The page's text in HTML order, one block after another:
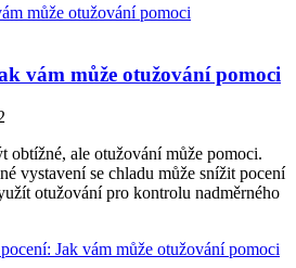
vám může otužování pomoci
obtížné, ale otužování může pomoci.
vystavení se chladu může snížit pocení
otužování pro kontrolu nadměrného
Jak vám může otužování pomoci